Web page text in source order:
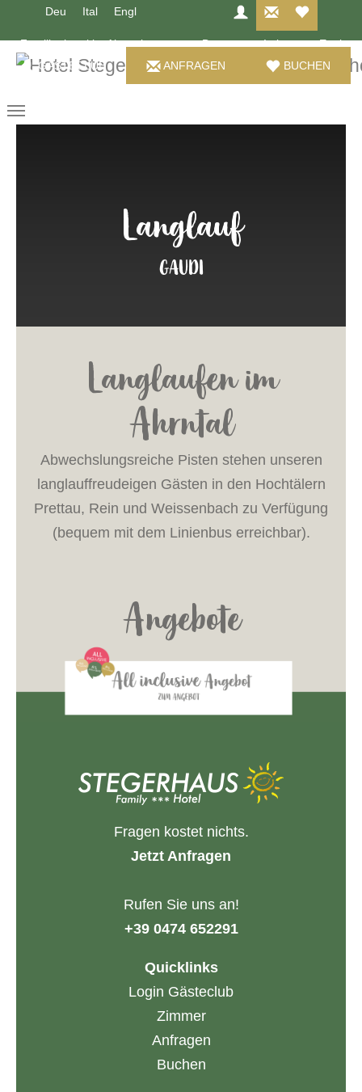
Zum Hauptinhalt springen
Deu Ital Engl
Familienhotel im Ahrntal Deu Ital
Engl
GÄSTECLUB
ANFRAGEN BUCHEN
Langlauf
GAUDI
Langlaufen im
Ahrntal
Abwechslungsreiche Pisten stehen unseren
langlauffreudeigen Gästen in den Hochtälern
Prettau, Rein und Weissenbach zu Verfügung
(bequem mit dem Linienbus erreichbar).
Angebote
FÜR DIE SCHÖNSTE ZEIT IM JAHR
Fragen kostet nichts.
Jetzt Anfragen
Rufen Sie uns an!
+39 0474 652291
Quicklinks
Login Gästeclub
Zimmer
Anfragen
Buchen